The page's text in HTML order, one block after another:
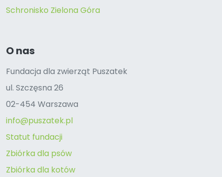
Schronisko Zielona Góra
O nas
Fundacja dla zwierząt Puszatek
ul. Szczęsna 26
02-454 Warszawa
info@puszatek.pl
Statut fundacji
Zbiórka dla psów
Zbiórka dla kotów